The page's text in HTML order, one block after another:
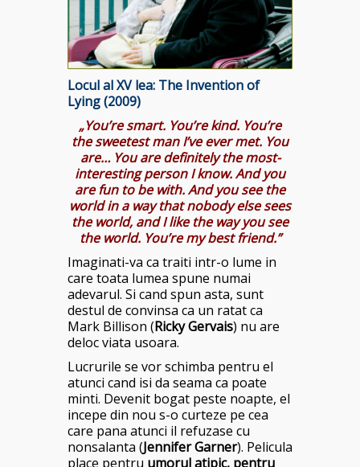
Locul al XV lea: The Invention of
Lying (2009)
„You’re smart. You’re kind. You’re
the sweetest man I’ve ever met. You
are… You are definitely the most-
interesting person I know. And you
are fun to be with. And you see the
world in a way that nobody else sees
the world, and I like the way you see
the world. You’re my best friend.”
Imaginati-va ca traiti intr-o lume in
care toata lumea spune numai
adevarul. Si cand spun asta, sunt
destul de convinsa ca un ratat ca
Mark Billison (Ricky Gervais) nu are
deloc viata usoara.
Lucrurile se vor schimba pentru el
atunci cand isi da seama ca poate
minti. Devenit bogat peste noapte, el
incepe din nou s-o curteze pe cea
care pana atunci il refuzase cu
nonsalanta (Jennifer Garner). Pelicula
place pentru umorul atipic, pentru